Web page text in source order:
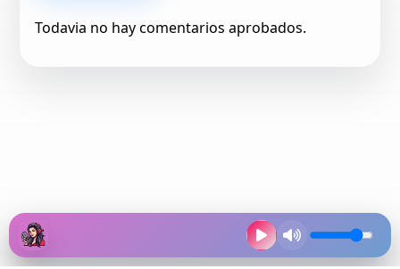
Todavia no hay comentarios aprobados.